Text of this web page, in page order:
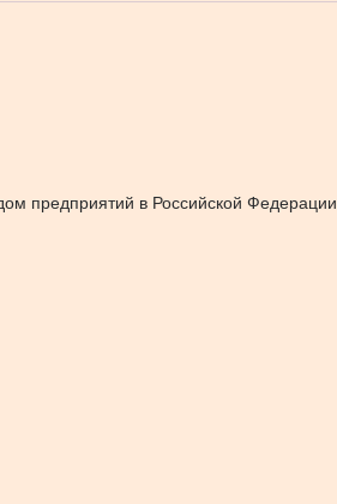
предприятий в Российской Федерации.